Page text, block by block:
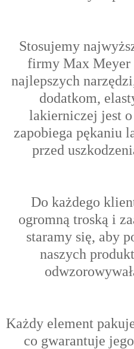
Stosujemy
firmy Max Meyer
najlepszych
dodatkom,
lakierniczej jest
zapobiega pękaniu
przed
Do każdego
ogromną troską i
staramy się, aby
naszych
Każdy element
co gwarantuje